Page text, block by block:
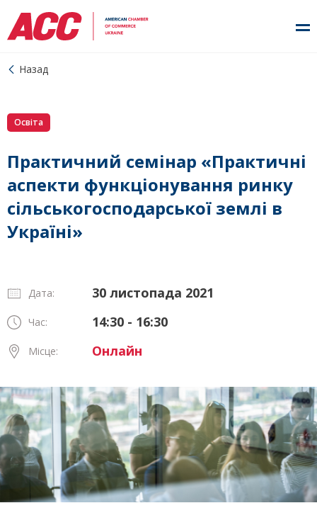
Назад
Освіта
Практичний семінар «Практичні
аспекти функціонування ринку
сільськогосподарської землі в
Україні»
Дата: 30 листопада 2021
Час: 14:30 - 16:30
Місце: Онлайн